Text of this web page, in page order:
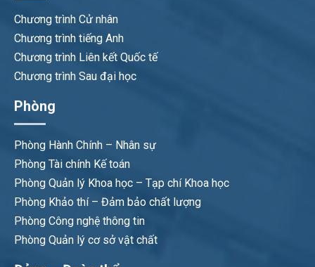
Chương trình Cử nhân
Chương trình tiếng Anh
Chương trình Liên kết Quốc tế
Chương trình Sau đại học
Phòng
Phòng Hành Chính – Nhân sự
Phòng Tài chính Kế toán
Phòng Quản lý Khoa học – Tạp chí Khoa học
Phòng Khảo thí – Đảm bảo chất lượng
Phòng Công nghệ thông tin
Phòng Quản lý cơ sở vật chất